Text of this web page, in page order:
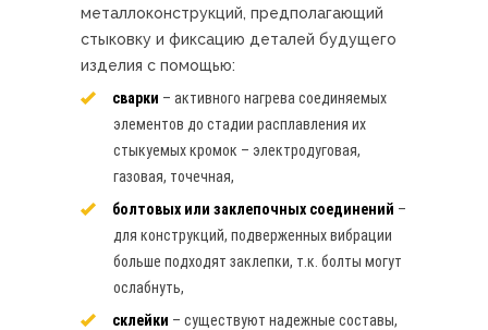
металлоконструкций, предполагающий
стыковку и фиксацию деталей будущего
изделия с помощью:
сварки – активного нагрева соединяемых
элементов до стадии расплавления их
стыкуемых кромок – электродуговая,
газовая, точечная,
болтовых или заклепочных соединений –
для конструкций, подверженных вибрации
больше подходят заклепки, т.к. болты могут
ослабнуть,
склейки – существуют надежные составы,